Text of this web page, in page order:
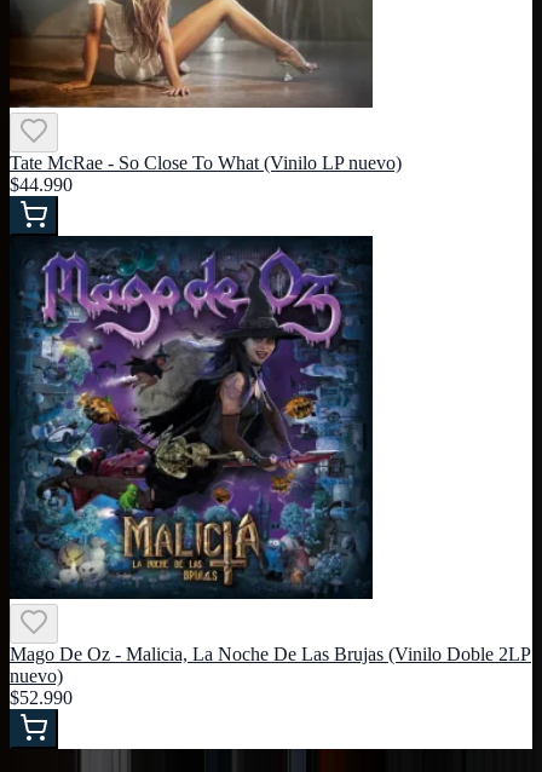
Tate McRae - So Close To What (Vinilo LP nuevo)
$44.990
Mago De Oz - Malicia, La Noche De Las Brujas (Vinilo Doble 2LP
nuevo)
$52.990